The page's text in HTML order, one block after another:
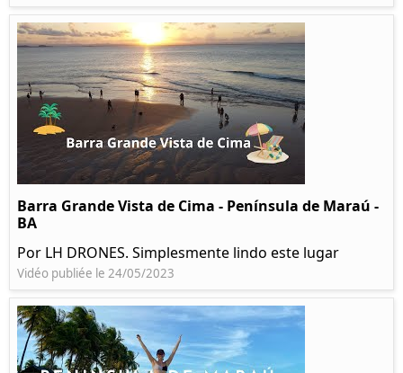
Barra Grande Vista de Cima - Península de Maraú -
BA
Por LH DRONES. Simplesmente lindo este lugar
Vidéo publiée le 24/05/2023